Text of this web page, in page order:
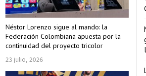
Néstor Lorenzo sigue al mando: la
Federación Colombiana apuesta por la
continuidad del proyecto tricolor
23 julio, 2026